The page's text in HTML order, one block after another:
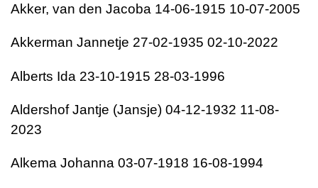
Akker, van den Jacoba 14-06-1915 10-07-2005
Akkerman Jannetje 27-02-1935 02-10-2022
Alberts Ida 23-10-1915 28-03-1996
AldershofJantje (Jansje) 04-12-1932 11-08-
2023
Alkema Johanna 03-07-1918 16-08-1994